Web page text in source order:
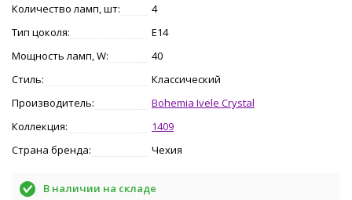
Количество ламп, шт:
4
Тип цоколя:
E14
Мощность ламп, W:
40
Стиль:
Классический
Производитель:
Bohemia Ivele Crystal
Коллекция:
1409
Страна бренда:
Чехия
В наличии на складе